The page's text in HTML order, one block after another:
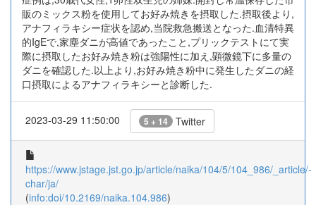
販のミックス粉を使用してお好み焼きを摂取した.摂取後より,
アナフィラキシー症状を認め,当院救急搬送となった.血清特異
的IgEで,家塵ダニが高値であったこと,プリックテストにて実
際に摂取したお好み焼き粉は強陽性に加え,顕微鏡下に多量の
ダニを確認した.以上より,お好み焼き粉中に発生したダニの経
口摂取によるアナフィラキシーと診断した.
2023-03-29 11:50:00 5 + 14 Twitter
https://www.jstage.jst.go.jp/article/naika/104/5/104_986/_article/-
char/ja/
(info:doi/10.2169/naika.104.986)